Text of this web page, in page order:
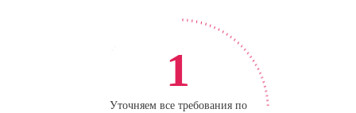
1
Уточняем все требования по